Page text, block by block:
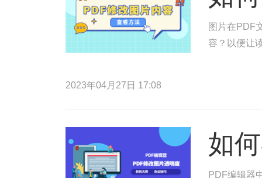
图片在PDF
容？以便让
2023年04月27日 17:08
如
PDF编辑器